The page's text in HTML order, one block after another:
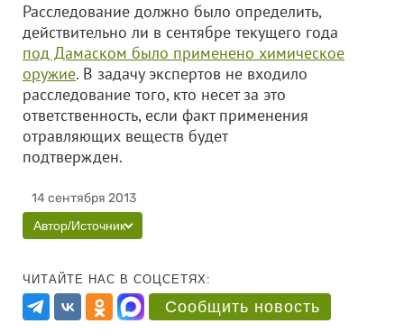
Расследование должно было определить,
действительно ли в сентябре текущего года
под Дамаском было применено химическое
оружие. В задачу экспертов не входило
расследование того, кто несет за это
ответственность, если факт применения
отравляющих веществ будет
подтвержден.
14 сентября 2013
Автор/Источник
ЧИТАЙТЕ НАС В СОЦСЕТЯХ:
Сообщить новость